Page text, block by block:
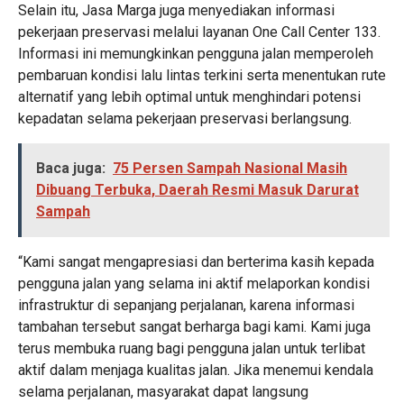
Selain itu, Jasa Marga juga menyediakan informasi
pekerjaan preservasi melalui layanan One Call Center 133.
Informasi ini memungkinkan pengguna jalan memperoleh
pembaruan kondisi lalu lintas terkini serta menentukan rute
alternatif yang lebih optimal untuk menghindari potensi
kepadatan selama pekerjaan preservasi berlangsung.
Baca juga: 75 Persen Sampah Nasional Masih
Dibuang Terbuka, Daerah Resmi Masuk Darurat
Sampah
“Kami sangat mengapresiasi dan berterima kasih kepada
pengguna jalan yang selama ini aktif melaporkan kondisi
infrastruktur di sepanjang perjalanan, karena informasi
tambahan tersebut sangat berharga bagi kami. Kami juga
terus membuka ruang bagi pengguna jalan untuk terlibat
aktif dalam menjaga kualitas jalan. Jika menemui kendala
selama perjalanan, masyarakat dapat langsung